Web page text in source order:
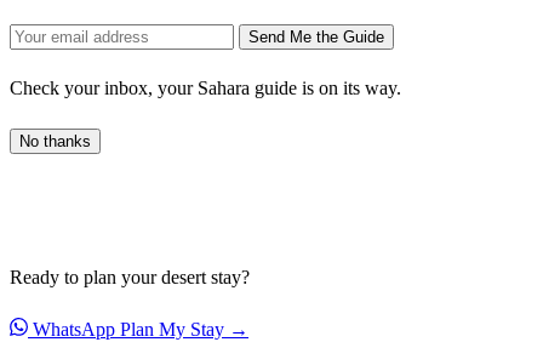
Send Me the Guide
Check your inbox, your Sahara guide is on its way.
No thanks
Ready to plan your desert stay?
WhatsApp Plan My Stay →